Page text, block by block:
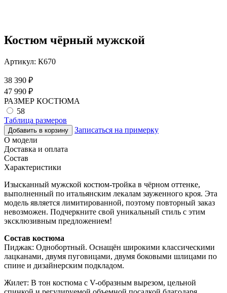
Костюм чёрный мужской
Артикул: К670
38 390 ₽
47 990 ₽
РАЗМЕР КОСТЮМА
58
Таблица размеров
Добавить в корзину
Записаться на примерку
О модели
Доставка и оплата
Состав
Характеристики
Изысканный мужской костюм-тройка в чёрном оттенке,
выполненный по итальянским лекалам зауженного кроя. Эта
модель является лимитированной, поэтому повторный заказ
невозможен. Подчеркните свой уникальный стиль с этим
эксклюзивным предложением!
Состав костюма
Пиджак: Однобортный. Оснащён широкими классическими
лацканами, двумя пуговицами, двумя боковыми шлицами по
спине и дизайнерским подкладом.
Жилет: В тон костюма с V-образным вырезом, цельной